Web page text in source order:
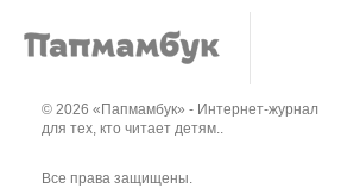
© 2026 «Папмамбук» - Интернет-журнал
для тех, кто читает детям..
Все права защищены.